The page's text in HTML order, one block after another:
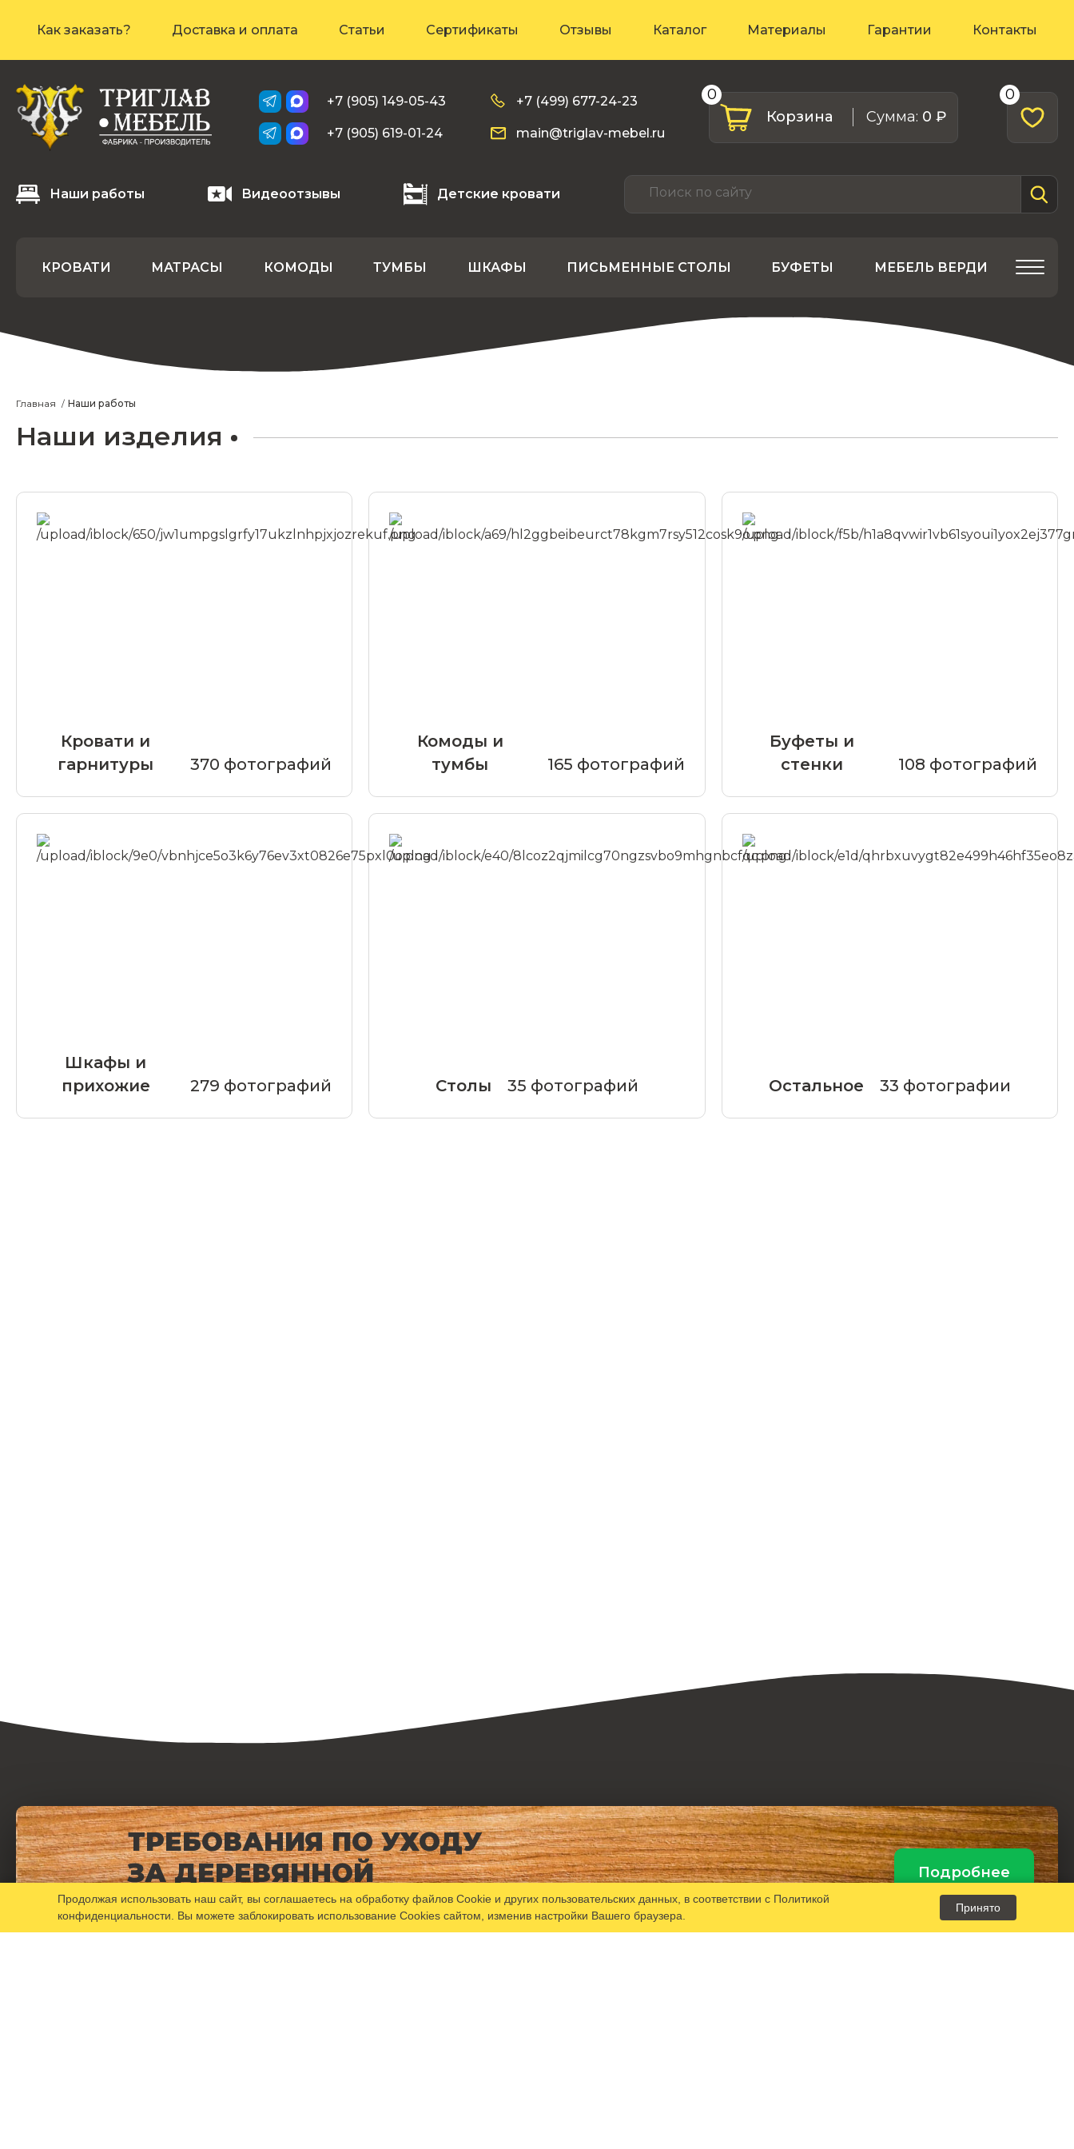
Как заказать? Доставка и оплата Статьи Сертификаты Отзывы Каталог Материалы Гарантии Контакты
+7 (905) 149-05-43
+7 (905) 619-01-24
+7 (499) 677-24-23
main@triglav-mebel.ru
Корзина Cумма: 0 ₽
0 0
Наши работы Видеоотзывы Детские кровати
КРОВАТИ МАТРАСЫ КОМОДЫ ТУМБЫ ШКАФЫ ПИСЬМЕННЫЕ СТОЛЫ БУФЕТЫ МЕБЕЛЬ ВЕРДИ
Главная Наши работы
Наши изделия
Кровати и
гарнитуры
370 фотографий
Комоды и
тумбы
165 фотографий
Буфеты и
стенки
108 фотографий
Шкафы и
прихожие
279 фотографий Столы 35 фотографий Остальное 33 фотографии
ТРЕБОВАНИЯ ПО УХОДУ
ЗА ДЕРЕВЯННОЙ
МЕБЕЛЬЮ
Подробнее
Продолжая использовать наш сайт, вы соглашаетесь на обработку файлов Сookie и других пользовательских данных, в соответствии с Политикой
конфиденциальности . Вы можете заблокировать использование Cookies сайтом, изменив настройки Вашего браузера.
Принято